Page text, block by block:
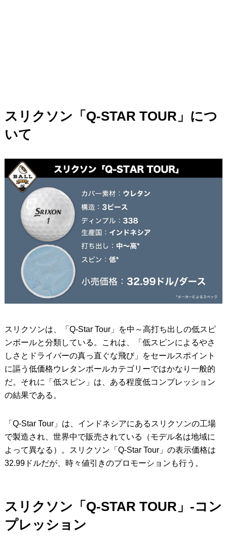
スリクソン「Q-STAR TOUR」につ
いて
スリクソンは、「Q-Star Tour」を中～高打ち出しの低スピ
ンボールと分類している。これは、「低スピンによるやさ
しさとドライバーの真っ直ぐな飛び」をセールスポイント
に謳う低価格ウレタンボールカテゴリーではかなり一般的
だ。それに「低スピン」は、ある程度低コンプレッション
の結果である。
「Q-Star Tour」は、インドネシアにあるスリクソンの工場
で製造され、世界中で販売されている（モデル名は地域に
よって異なる）。スリクソン「Q-Star Tour」の表示価格は
32.99ドルだが、時々値引きのプロモーションも行う。
スリクソン「Q-STAR TOUR」-コン
プレッション